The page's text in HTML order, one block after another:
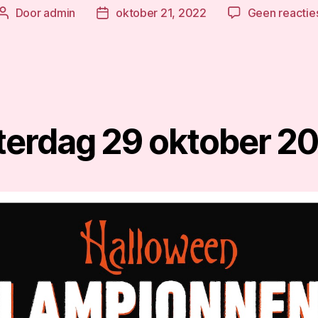
Berichtauteur
Door admin Berichtdatum
oktober 21, 2022 Geen
29 oktober